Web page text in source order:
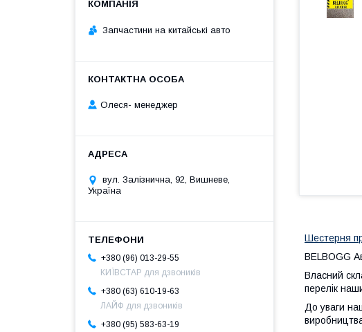
Шестерня
BELBOGG
Власний
перелік
До уваги
Запчастини на китайські авто
Олеся- менеджер
вул. Залізнична, 92, Вишневе,
Україна
+380 (96) 013-29-55
КИЇВСТАР для дзвоників
+380 (63) 610-19-63
ЛАЙФ для дзвоників
+380 (95) 583-63-19